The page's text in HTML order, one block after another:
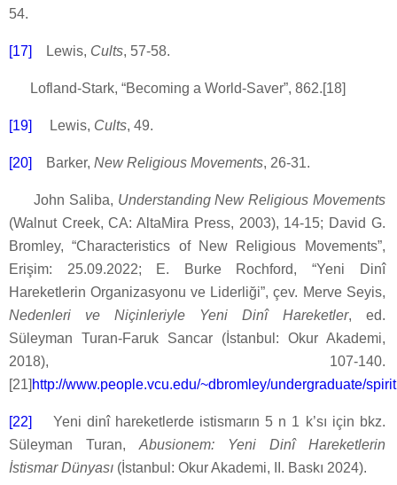
54.
[17] Lewis, Cults, 57-58.
Lofland-Stark, “Becoming a World-Saver”, 862.[18]
[19] Lewis, Cults, 49.
[20] Barker, New Religious Movements, 26-31.
John Saliba, Understanding New Religious Movements
(Walnut Creek, CA: AltaMira Press, 2003), 14-15; David G.
Bromley, “Characteristics of New Religious Movements”,
Erişim: 25.09.2022; E. Burke Rochford, “Yeni Dinî
Hareketlerin Organizasyonu ve Liderliği”, çev. Merve Seyis,
Nedenleri ve Niçinleriyle Yeni Dinî Hareketler, ed.
Süleyman Turan-Faruk Sancar (İstanbul: Okur Akademi,
2018), 107-140.
[21] http://www.people.vcu.edu/~dbromley/undergraduate/
[22]
Yeni dinî hareketlerde istismarın 5 n 1 k’sı için bkz.
Süleyman Turan, Abusionem: Yeni Dinî Hareketlerin
İstismar Dünyası (İstanbul: Okur Akademi, II. Baskı 2024).